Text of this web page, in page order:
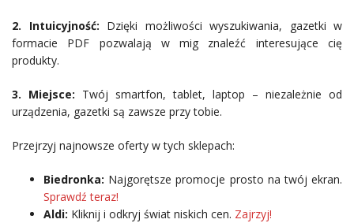
2. Intuicyjność: Dzięki możliwości wyszukiwania, gazetki w
formacie PDF pozwalają w mig znaleźć interesujące cię
produkty.
3. Miejsce: Twój smartfon, tablet, laptop – niezależnie od
urządzenia, gazetki są zawsze przy tobie.
Przejrzyj najnowsze oferty w tych sklepach:
Biedronka: Najgorętsze promocje prosto na twój ekran.
Sprawdź teraz!
Aldi: Kliknij i odkryj świat niskich cen. Zajrzyj!